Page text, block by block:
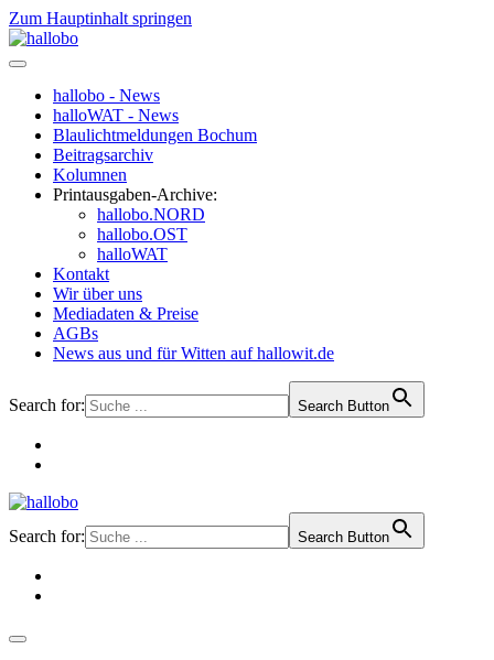
Zum Hauptinhalt springen
hallobo - News
halloWAT - News
Blaulichtmeldungen Bochum
Beitragsarchiv
Kolumnen
Printausgaben-Archive:
hallobo.NORD
hallobo.OST
halloWAT
Kontakt
Wir über uns
Mediadaten & Preise
AGBs
News aus und für Witten auf hallowit.de
Search for: Search Button
Search for: Search Button